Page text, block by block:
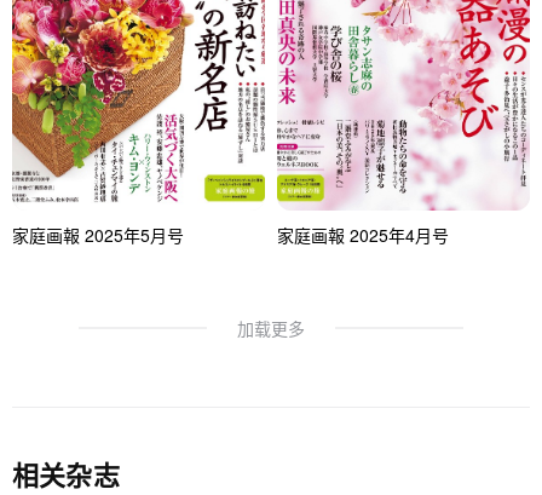
家庭画報 2025年5月号 家庭画報 2025年4月号
加载更多
相关杂志